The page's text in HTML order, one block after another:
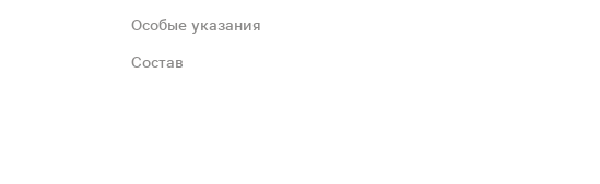
Особые указания
Состав